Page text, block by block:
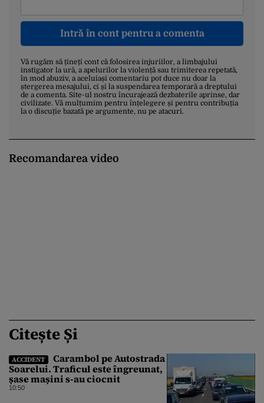
Intră în cont pentru a comenta
Vă rugăm să țineți cont că folosirea injuriilor, a limbajului
instigator la ură, a apelurilor la violență sau trimiterea repetată,
în mod abuziv, a aceluiași comentariu pot duce nu doar la
ștergerea mesajului, ci și la suspendarea temporară a dreptului
de a comenta. Site-ul nostru încurajează dezbaterile aprinse, dar
civilizate. Vă mulțumim pentru înțelegere și pentru contribuția
la o discuție bazată pe argumente, nu pe atacuri.
Recomandarea video
Citește Și
ACCIDENT
Carambol pe Autostrada
Soarelui. Traficul este îngreunat,
șase mașini s-au ciocnit
10:50